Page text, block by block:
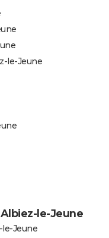
le-Jeune
le-Jeune
Jeune